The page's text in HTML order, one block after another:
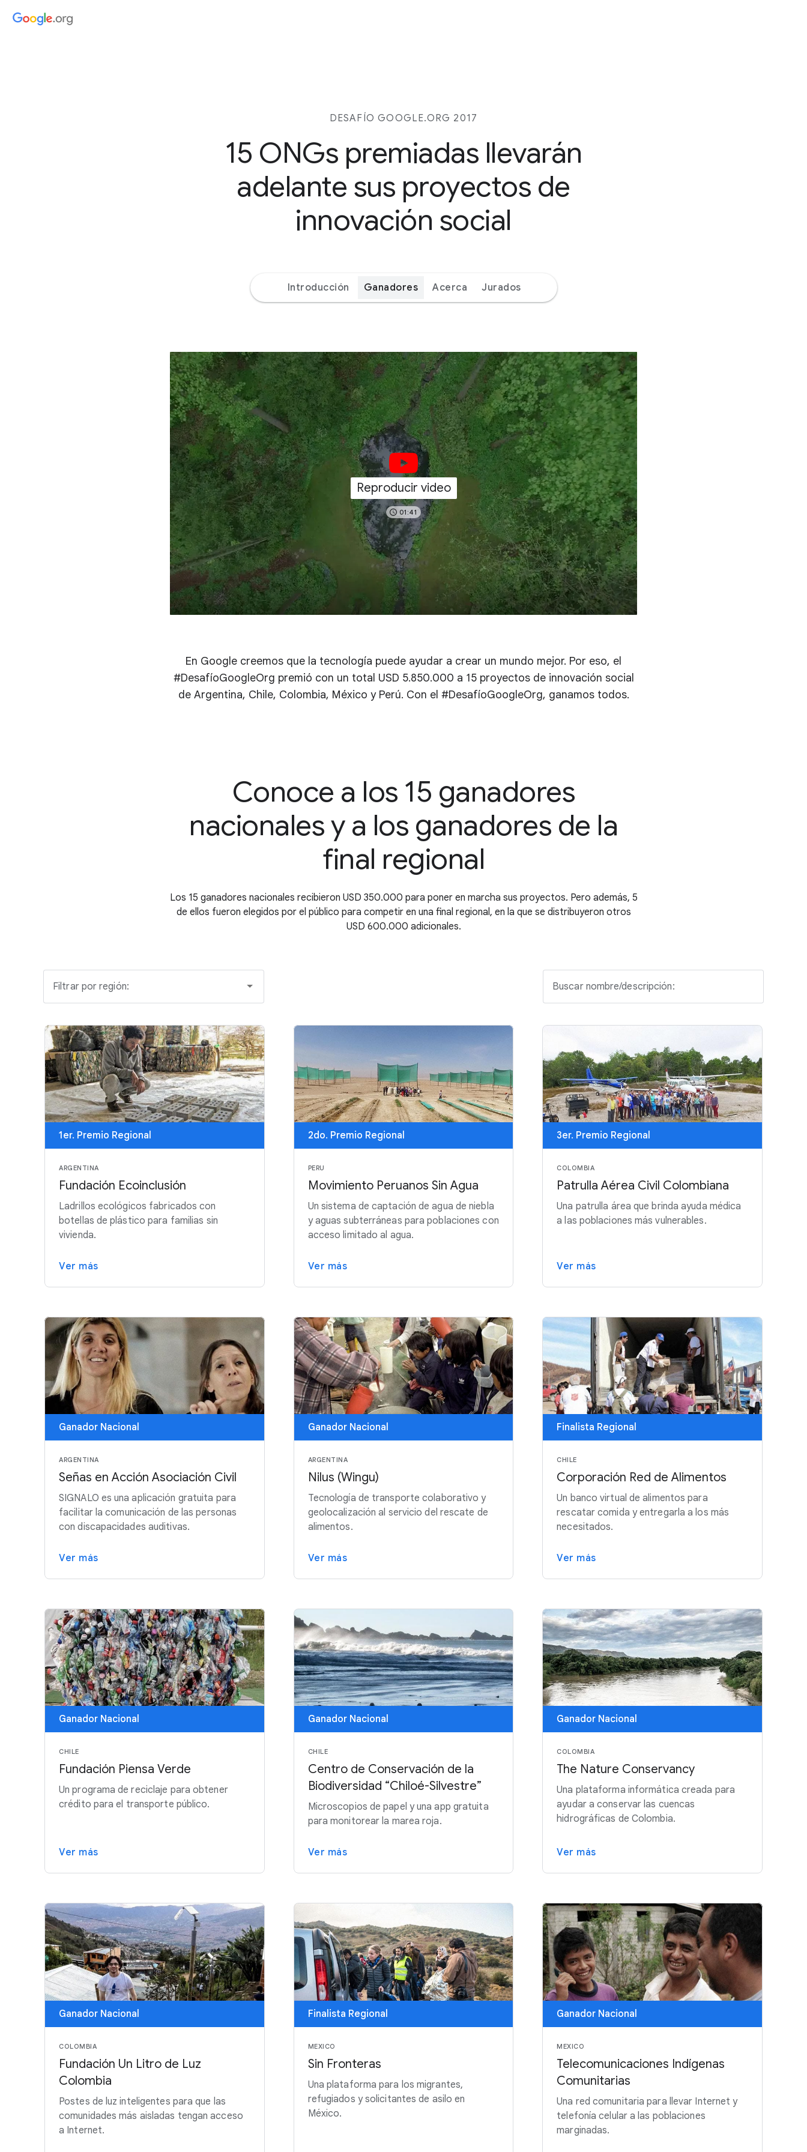
DESAFÍO GOOGLE.ORG 2017
15 ONGs premiadas llevarán
adelante sus proyectos de
innovación social
Introducción Ganadores Acerca Jurados
Reproducir video
01:41
En Google creemos que la tecnología puede ayudar a crear un mundo mejor. Por eso, el
#DesafíoGoogleOrg premió con un total USD 5.850.000 a 15 proyectos de innovación social
de Argentina, Chile, Colombia, México y Perú. Con el #DesafíoGoogleOrg, ganamos todos.
Conoce a los 15 ganadores
nacionales y a los ganadores de la
final regional
Los 15 ganadores nacionales recibieron USD 350.000 para poner en marcha sus proyectos. Pero además, 5
de ellos fueron elegidos por el público para competir en una final regional, en la que se distribuyeron otros
USD 600.000 adicionales.
Filtrar por región: Buscar nombre/descripción:
1er. Premio Regional
ARGENTINA
Fundación Ecoinclusión
Ladrillos ecológicos fabricados con
botellas de plástico para familias sin
vivienda.
Ver más
2do. Premio Regional
PERU
Movimiento Peruanos Sin Agua
Un sistema de captación de agua de niebla
y aguas subterráneas para poblaciones con
acceso limitado al agua.
Ver más
3er. Premio Regional
COLOMBIA
Patrulla Aérea Civil Colombiana
Una patrulla área que brinda ayuda médica
a las poblaciones más vulnerables.
Ver más
Ganador Nacional
ARGENTINA
Señas en Acción Asociación Civil
SIGNALO es una aplicación gratuita para
facilitar la comunicación de las personas
con discapacidades auditivas.
Ver más
Ganador Nacional
ARGENTINA
Nilus (Wingu)
Tecnología de transporte colaborativo y
geolocalización al servicio del rescate de
alimentos.
Ver más
Finalista Regional
CHILE
Corporación Red de Alimentos
Un banco virtual de alimentos para
rescatar comida y entregarla a los más
necesitados.
Ver más
Ganador Nacional
CHILE
Fundación Piensa Verde
Un programa de reciclaje para obtener
crédito para el transporte público.
Ver más
Ganador Nacional
CHILE
Centro de Conservación de la
Biodiversidad “Chiloé-Silvestre”
Microscopios de papel y una app gratuita
para monitorear la marea roja.
Ver más
Ganador Nacional
COLOMBIA
The Nature Conservancy
Una plataforma informática creada para
ayudar a conservar las cuencas
hidrográficas de Colombia.
Ver más
Ganador Nacional
COLOMBIA
Fundación Un Litro de Luz
Colombia
Postes de luz inteligentes para que las
comunidades más aisladas tengan acceso
a Internet.
Finalista Regional
MEXICO
Sin Fronteras
Una plataforma para los migrantes,
refugiados y solicitantes de asilo en
México.
Ganador Nacional
MEXICO
Telecomunicaciones Indígenas
Comunitarias
Una red comunitaria para llevar Internet y
telefonía celular a las poblaciones
marginadas.